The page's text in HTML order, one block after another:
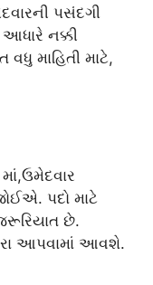
પસંદગી
નક્કી
માહિતી માટે,
પદો માટે
છે.
આપવામાં આવશે.